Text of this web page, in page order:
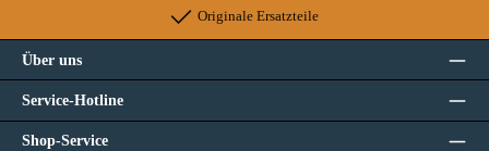
Originale Ersatzteile
Über uns
Service-Hotline
Shop-Service